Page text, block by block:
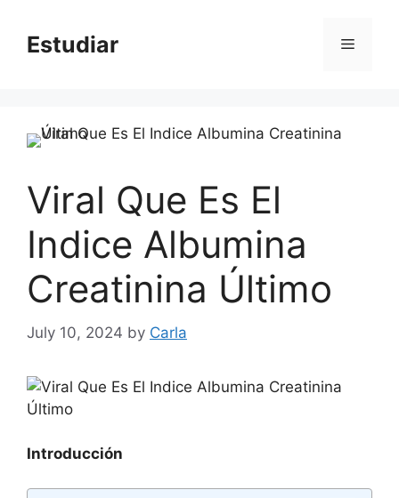
contentEstudiar Menu
Viral Que Es El
Indice Albumina
Creatinina Último
July 10, 2024 by Carla
Introducción